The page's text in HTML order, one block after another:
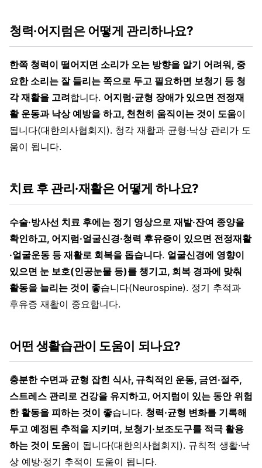
청력·어지럼은 어떻게 관리하나요?
한쪽 청력이 떨어지면 소리가 오는 방향을 알기 어려워, 중
요한 소리는 잘 들리는 쪽으로 두고 필요하면 보청기 등 청
각 재활을 고려합니다. 어지럼·균형 장애가 있으면 전정재
활 운동과 낙상 예방을 하고, 천천히 움직이는 것이 도움이
됩니다(대한의사협회지). 청각 재활과 균형·낙상 관리가 도
움이 됩니다.
치료 후 관리·재활은 어떻게 하나요?
수술·방사선 치료 후에는 정기 영상으로 재발·잔여 종양을
확인하고, 어지럼·얼굴신경·청력 후유증이 있으면 전정재활
·얼굴운동 등 재활로 회복을 돕습니다. 얼굴신경에 영향이
있으면 눈 보호(인공눈물 등)를 챙기고, 회복 경과에 맞춰
활동을 늘리는 것이 좋습니다(Neurospine). 정기 추적과
후유증 재활이 중요합니다.
어떤 생활습관이 도움이 되나요?
충분한 수면과 균형 잡힌 식사, 규칙적인 운동, 금연·절주,
스트레스 관리로 건강을 유지하고, 어지럼이 있는 동안 위험
한 활동을 피하는 것이 좋습니다. 청력·균형 변화를 기록해
두고 예정된 추적을 지키며, 보청기·보조도구를 적극 활용
하는 것이 도움이 됩니다(대한의사협회지). 규칙적 생활·낙
상 예방·정기 추적이 도움이 됩니다.